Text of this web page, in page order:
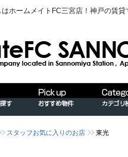
ホームメイトFC三宮店！神戸の賃
スタッフお気に入りのお店 東光